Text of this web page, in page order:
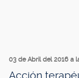
03 de Abril del 2016 a
Acción